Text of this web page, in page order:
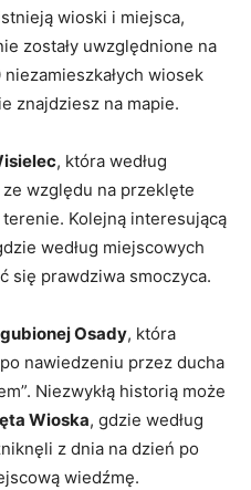
wioski i miejsca,
‌zostały uwzględnione na
wiosek
znajdziesz na mapie.
, która według
⁤względu na przeklęte
⁣Kolejną interesującą
według miejscowych
się prawdziwa smoczyca.
Osady, która
nawiedzeniu przez ducha
Niezwykłą historią może
Wioska, gdzie według
z dnia na dzień po
wiedźmę.